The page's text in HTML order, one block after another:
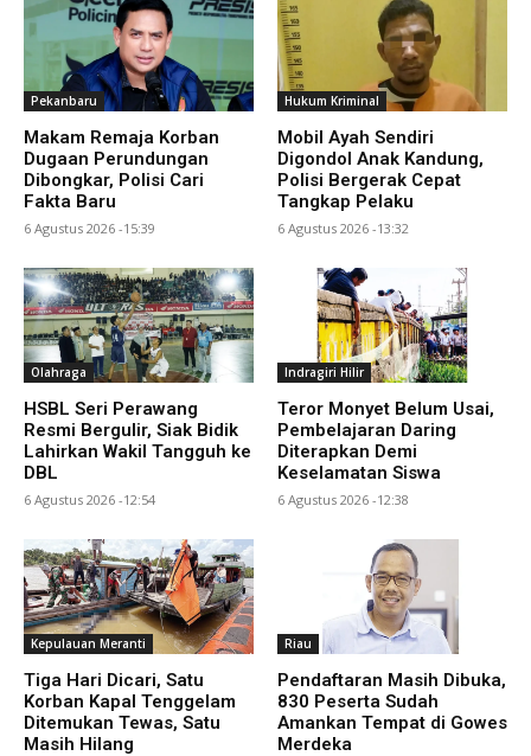
Pekanbaru
Makam Remaja Korban
Dugaan Perundungan
Dibongkar, Polisi Cari
Fakta Baru
6 Agustus 2026 -15:39
Hukum Kriminal
Mobil Ayah Sendiri
Digondol Anak Kandung,
Polisi Bergerak Cepat
Tangkap Pelaku
6 Agustus 2026 -13:32
Olahraga
HSBL Seri Perawang
Resmi Bergulir, Siak Bidik
Lahirkan Wakil Tangguh ke
DBL
6 Agustus 2026 -12:54
Indragiri Hilir
Teror Monyet Belum Usai,
Pembelajaran Daring
Diterapkan Demi
Keselamatan Siswa
6 Agustus 2026 -12:38
Kepulauan Meranti
Tiga Hari Dicari, Satu
Korban Kapal Tenggelam
Ditemukan Tewas, Satu
Masih Hilang
Riau
Pendaftaran Masih Dibuka,
830 Peserta Sudah
Amankan Tempat di Gowes
Merdeka